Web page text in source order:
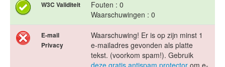
W3C Validiteit
Fouten : 0
Waarschuwingen : 0
E-mail
Privacy
Waarschuwing! Er is op zijn minst 1
e-mailadres gevonden als platte
tekst. (voorkom spam!). Gebruik